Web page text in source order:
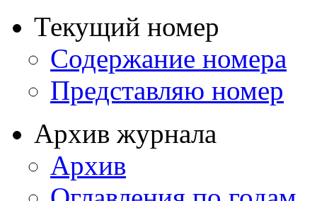
Текущий номер
Содержание номера
Представляю номер
Архив журнала
Архив